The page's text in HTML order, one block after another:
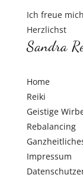
Ich freue
Herzlichst
Sandra
Home
Reiki
Geistige
Rebalancing
Impressum